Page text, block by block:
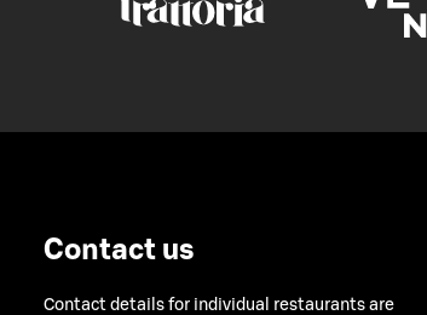
Contact us
Contact details for individual restaurants are